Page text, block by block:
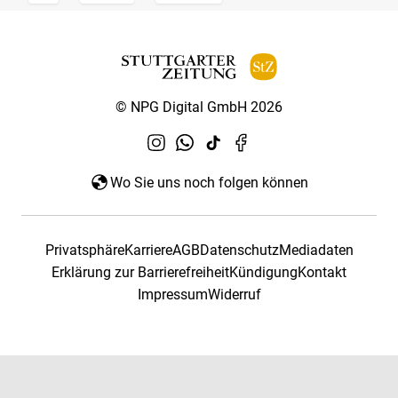
© NPG Digital GmbH 2026
Wo Sie uns noch folgen können
PrivatsphäreKarriereAGBDatenschutzMediadaten
Erklärung zur BarrierefreiheitKündigungKontakt
ImpressumWiderruf